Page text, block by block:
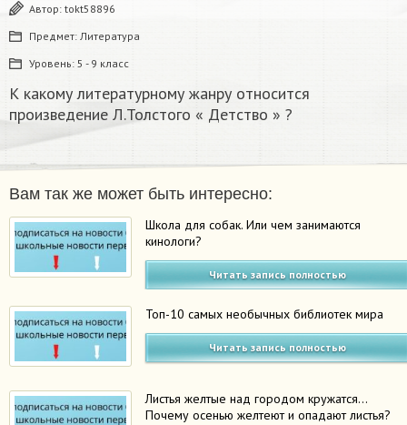
Автор: tokt58896
Предмет: Литература
Уровень: 5 - 9 класс
К какому литературному жанру относится
произведение Л.Толстого « Детство » ?
Вам так же может быть интересно:
Школа для собак. Или чем занимаются
кинологи?
Читать запись полностью
Топ-10 самых необычных библиотек мира
Читать запись полностью
Листья желтые над городом кружатся…
Почему осенью желтеют и опадают листья?